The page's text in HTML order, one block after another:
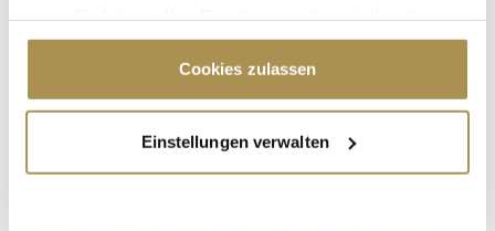
Cookie-Erklärung oder durch Klicken auf das Privacy
Trigger Symbol ändern oder widerrufen
Informationen über Ihre geografische Lage
erfassen, welche bis auf einige Meter genau sein
Cookies zulassen
Einstellungen verwalten